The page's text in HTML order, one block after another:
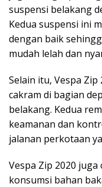
suspensi belakang
Kedua suspensi ini
dengan baik
mudah lelah dan
Selain itu, Vespa
cakram di bagian
belakang. Kedua
keamanan dan
jalanan perkotaan
Vespa Zip 2020
konsumsi bahan